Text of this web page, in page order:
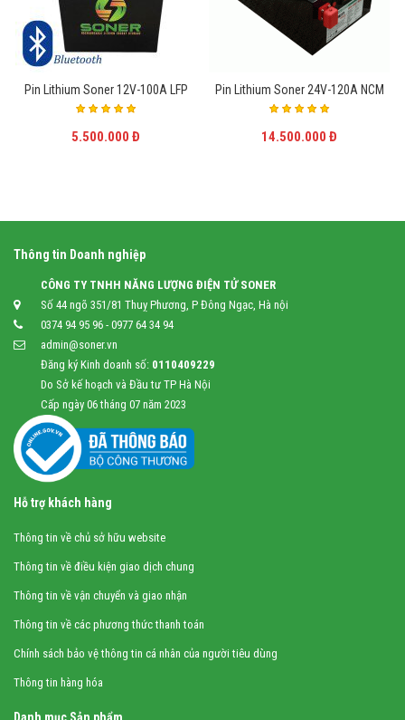
Pin Lithium Soner 12V-100A LFP
5.500.000 Đ
Pin Lithium Soner 24V-120A NCM
14.500.000 Đ
Thông tin Doanh nghiệp
CÔNG TY TNHH NĂNG LƯỢNG ĐIỆN TỬ SONER
Số 44 ngõ 351/81 Thuỵ Phương, P Đông Ngạc, Hà nội
0374 94 95 96 - 0977 64 34 94
admin@soner.vn
Đăng ký Kinh doanh số: 0110409229
Do Sở kế hoạch và Đầu tư TP Hà Nội
Cấp ngày 06 tháng 07 năm 2023
Hỗ trợ khách hàng
Thông tin về chủ sở hữu website
Thông tin về điều kiện giao dịch chung
Thông tin về vận chuyển và giao nhận
Thông tin về các phương thức thanh toán
Chính sách bảo vệ thông tin cá nhân của người tiêu dùng
Thông tin hàng hóa